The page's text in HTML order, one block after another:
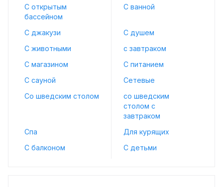
С открытым
бассейном
С ванной
С джакузи
С душем
С животными
с завтраком
С магазином
С питанием
С сауной
Сетевые
Со шведским столом
со шведским
столом с
завтраком
Спа
Для курящих
С балконом
С детьми